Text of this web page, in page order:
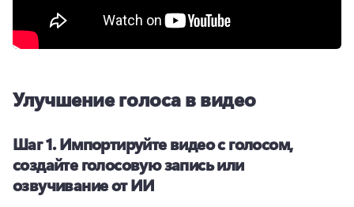
Улучшение голоса в видео
Шаг 1.Импортируйте видео с голосом,
создайте голосовую запись или
озвучивание от ИИ